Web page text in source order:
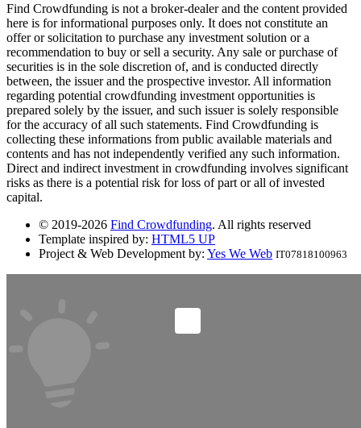
Find Crowdfunding is not a broker-dealer and the content provided
here is for informational purposes only. It does not constitute an
offer or solicitation to purchase any investment solution or a
recommendation to buy or sell a security. Any sale or purchase of
securities is in the sole discretion of, and is conducted directly
between, the issuer and the prospective investor. All information
regarding potential crowdfunding investment opportunities is
prepared solely by the issuer, and such issuer is solely responsible
for the accuracy of all such statements. Find Crowdfunding is
collecting these informations from public available materials and
contents and has not independently verified any such information.
Direct and indirect investment in crowdfunding involves significant
risks as there is a potential risk for loss of part or all of invested
capital.
© 2019-2026 Find Crowdfunding. All rights reserved
Template inspired by: HTML5 UP
Project & Web Development by: Yes We Web IT07818100963